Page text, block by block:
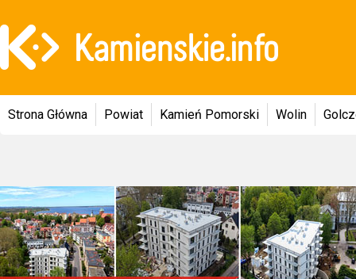
Strona Główna Powiat Kamień Pomorski Wolin